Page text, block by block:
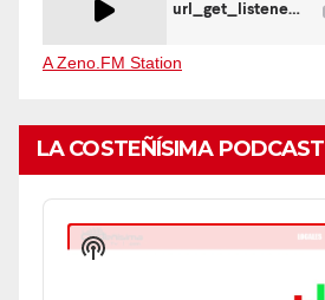
A Zeno.FM Station
LA COSTEÑÍSIMA PODCAST
Audio
Player
Show